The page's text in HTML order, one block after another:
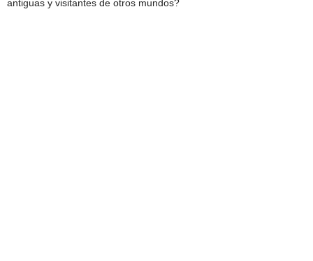
antiguas y visitantes de otros mundos?